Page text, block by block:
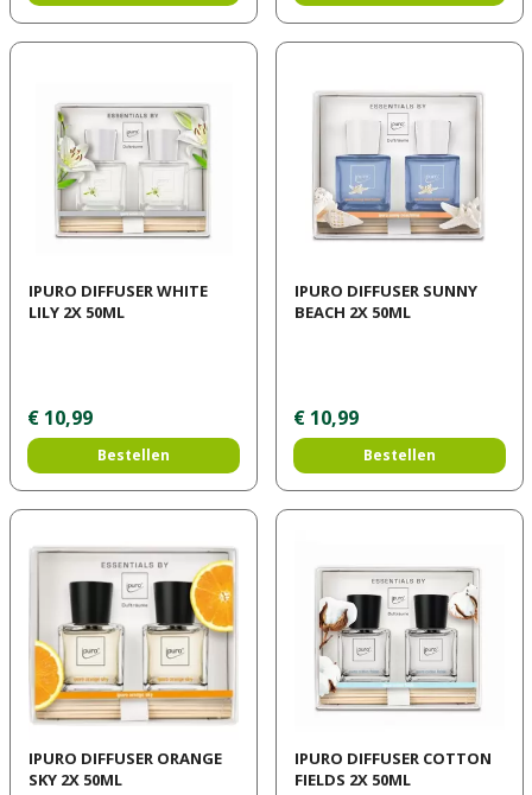
IPURO DIFFUSER WHITE
LILY 2X 50ML
€ 10,99
Bestellen
IPURO DIFFUSER SUNNY
BEACH 2X 50ML
€ 10,99
Bestellen
IPURO DIFFUSER ORANGE
SKY 2X 50ML
IPURO DIFFUSER COTTON
FIELDS 2X 50ML